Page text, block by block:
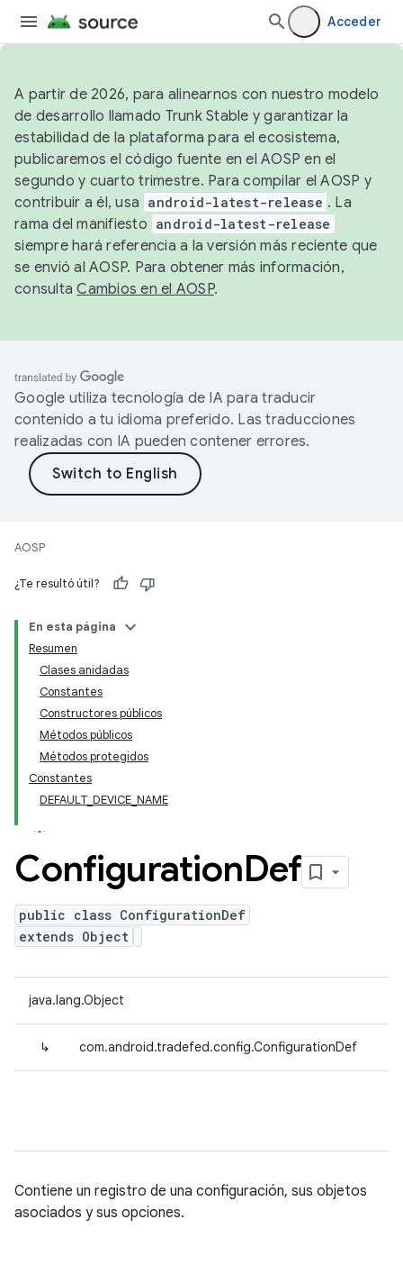
Acceder
A partir de 2026, para alinearnos con nuestro modelo
de desarrollo llamado Trunk Stable y garantizar la
estabilidad de la plataforma para el ecosistema,
publicaremos el código fuente en el AOSP en el
segundo y cuarto trimestre. Para compilar el AOSP y
contribuir a él, usa android-latest-release . La
rama del manifiesto android-latest-release
siempre hará referencia a la versión más reciente que
se envió al AOSP. Para obtener más información,
consultaCambios en el AOSP.
Google utiliza tecnología de IA para traducir
contenido a tu idioma preferido. Las traducciones
realizadas con IA pueden contener errores.
AOSP
¿Te resultó útil?
En esta página
Resumen
Clases anidadas
Constantes
Constructores públicos
Métodos públicos
Métodos protegidos
Constantes
DEFAULT_DEVICE_NAME
ConfigurationDef
public class ConfigurationDef
extends Object
java.lang.Object
↳ com.android.tradefed.config.ConfigurationDef
Contiene un registro de una configuración, sus objetos
asociados y sus opciones.